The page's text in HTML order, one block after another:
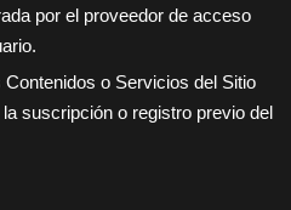
por el proveedor de acceso
o Servicios del Sitio
suscripción o registro previo del